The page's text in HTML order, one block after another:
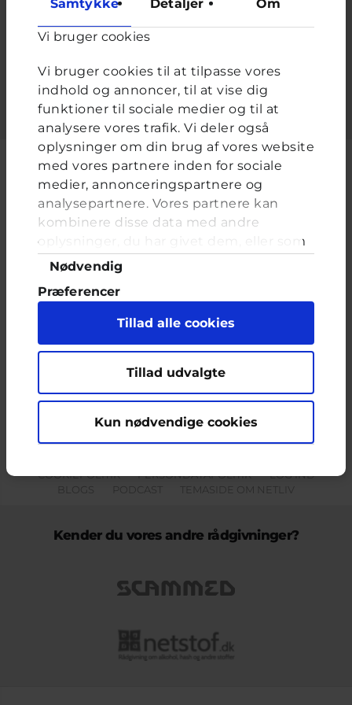
Samtykke Detaljer Om
Vi bruger cookies
Vi bruger cookies til at tilpasse vores
indhold og annoncer, til at vise dig
funktioner til sociale medier og til at
analysere vores trafik. Vi deler også
oplysninger om din brug af vores website
med vores partnere inden for sociale
medier, annonceringspartnere og
analysepartnere. Vores partnere kan
kombinere disse data med andre
oplysninger, du har givet dem, eller som
de har indsamlet fra din brug af deres
tjenester. Du samtykker til vores cookies,
hvis du fortsætter med at anvende vores
hjemmeside.
Samtykkevalg
Nødvendig
Præferencer
Marketing
Tillad alle cookies
Tillad udvalgte
Kun nødvendige cookies
Adgangskode*
Cyberhus er et klubhus på nettet for dig op til 25 år. Du kan skrive til
en voksen og få rådgivning i vores brevkasser og chat, dele dine
tanker i ung-til-ung eller bare hænge ud, og læse med. I Cyberhus
kan du være dig selv, og har du brug for en voksen, vil vi gerne lytte
ikke nødvendigvis den Europæiske Unions holdninger.
COOKIEPOLITIK
PERSONDATAPOLITIK
LOG IND
BLOGS
PODCAST TEMASIDE OM NETLIV
Kender du vores andre rådgivninger?